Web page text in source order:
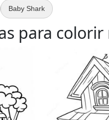
Baby Shark
para colorir